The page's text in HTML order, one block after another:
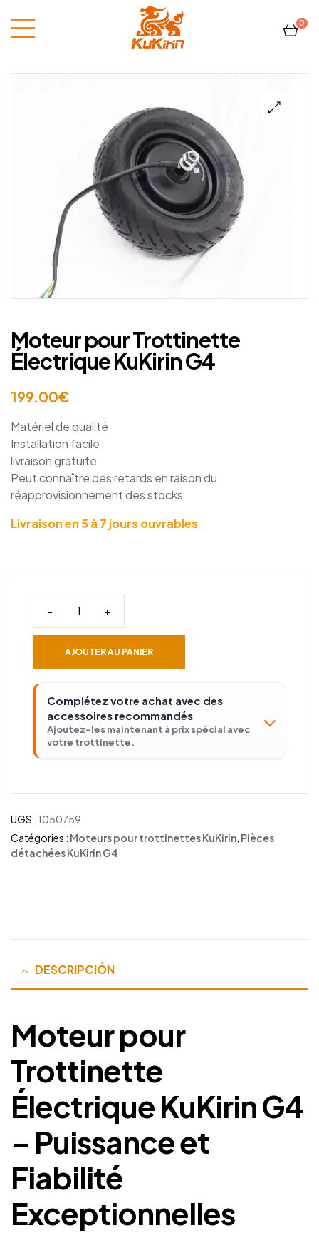
Kukirin
France
0
Moteur pour Trottinette
Électrique KuKirin G4
199.00€
Matériel de qualité
Installation facile
livraison gratuite
Peut connaître des retards en raison du
réapprovisionnement des stocks
Livraison en 5 à 7 jours ouvrables
- +
AJOUTER AU PANIER
Complétez votre achat avec des
accessoires recommandés
Ajoutez-les maintenant à prix spécial avec
votre trottinette.
UGS : 1050759
Catégories : Moteurs pour trottinettes KuKirin Pièces
détachées KuKirin G4
DESCRIPCIÓN
Moteur pour
Trottinette
Électrique KuKirin G4
– Puissance et
Fiabilité
Exceptionnelles